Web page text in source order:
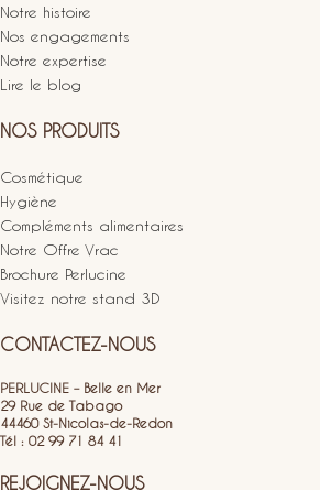
Notre histoire
Nos engagements
Notre expertise
Lire le blog
NOS PRODUITS
Cosmétique
Hygiène
Compléments alimentaires
Notre Offre Vrac
Brochure Perlucine
Visitez notre stand 3D
CONTACTEZ-NOUS
PERLUCINE – Belle en Mer
29 Rue de Tabago
44460 St-Nicolas-de-Redon
Tél : 02 99 71 84 41
REJOIGNEZ-NOUS